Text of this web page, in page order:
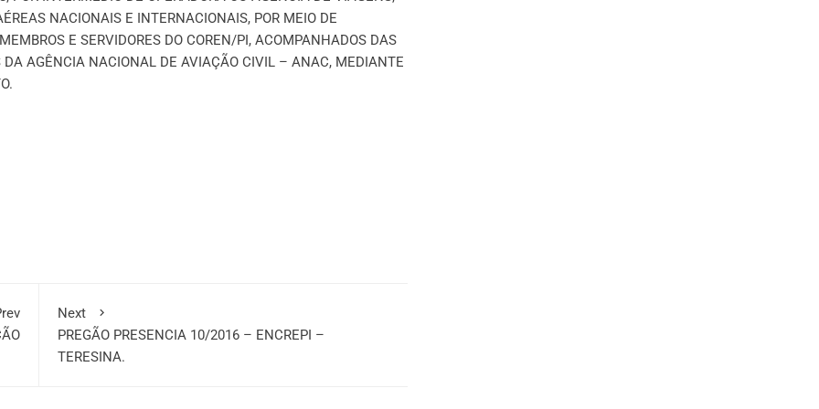
NACIONAIS E INTERNACIONAIS, POR MEIO DE
E SERVIDORES DO COREN/PI, ACOMPANHADOS DAS
AGÊNCIA NACIONAL DE AVIAÇÃO CIVIL – ANAC, MEDIANTE
Next
PREGÃO PRESENCIA 10/2016 – ENCREPI –
TERESINA.